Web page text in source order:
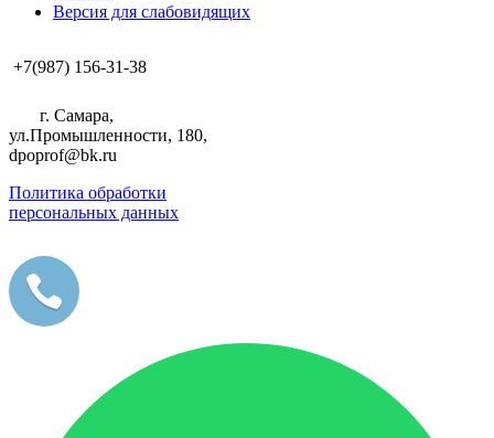
Версия для слабовидящих
+7(987) 156-31-38
г. Самара,
ул.Промышленности, 180,
dpoprof@bk.ru
Политика обработки
персональных данных